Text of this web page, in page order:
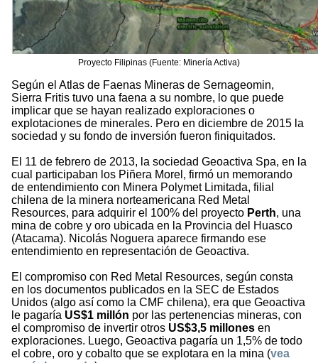
Proyecto Filipinas (Fuente: Minería Activa)
Según el Atlas de Faenas Mineras de Sernageomin,
Sierra Fritis tuvo una faena a su nombre, lo que puede
implicar que se hayan realizado exploraciones o
explotaciones de minerales. Pero en diciembre de 2015 la
sociedad y su fondo de inversión fueron finiquitados.
El 11 de febrero de 2013, la sociedad Geoactiva Spa, en la
cual participaban los Piñera Morel, firmó un memorando
de entendimiento con Minera Polymet Limitada, filial
chilena de la minera norteamericana Red Metal
Resources, para adquirir el 100% del proyecto Perth, una
mina de cobre y oro ubicada en la Provincia del Huasco
(Atacama). Nicolás Noguera aparece firmando ese
entendimiento en representación de Geoactiva.
El compromiso con Red Metal Resources, según consta
en los documentos publicados en la SEC de Estados
Unidos (algo así como la CMF chilena), era que Geoactiva
le pagaría US$1 millón por las pertenencias mineras, con
el compromiso de invertir otros US$3,5 millones en
exploraciones. Luego, Geoactiva pagaría un 1,5% de todo
el cobre, oro y cobalto que se explotara en la mina (vea